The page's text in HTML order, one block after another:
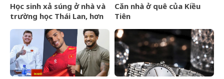
Học sinh xả súng ở nhà và
trường học Thái Lan, hơn
Căn nhà ở quê của Kiều
Tiên